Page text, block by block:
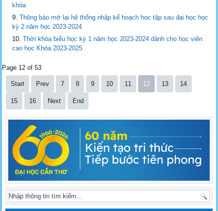
khóa
Thông báo mở lại hệ thống nhập kế hoạch học tập sau đại học học
kỳ 2 năm học 2023-2024
Thời khóa biểu học kỳ 1 năm học 2023-2024 dành cho học viên
cao học Khóa 2023-2025
Page 12 of 53
Start Prev 7 8 9 10 11 12 13 14
15 16 Next End